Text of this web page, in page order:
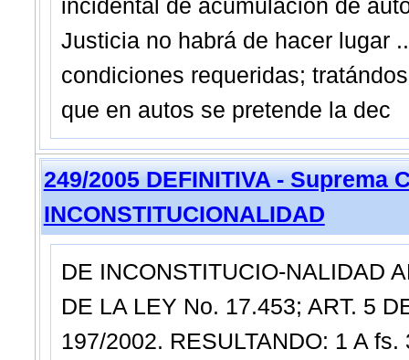
incidental de acumulación de
Justicia no habrá de hacer lugar
condiciones requeridas;
que en autos se pretende la dec
249/2005 DEFINITIVA - Suprema
INCONSTITUCIONALIDAD
DE INCONSTITUCIO-NALIDAD
DE LA LEY No. 17.453; ART. 5
197/2002. RESULTANDO: 1 A